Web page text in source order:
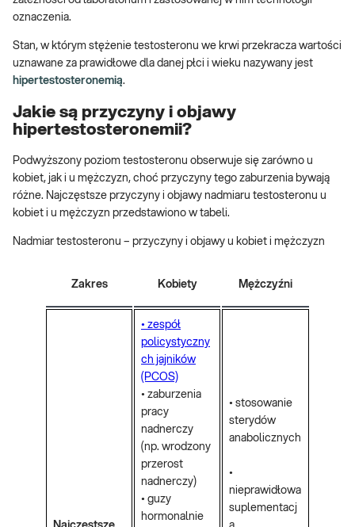
oznaczenia.
Stan, w którym stężenie testosteronu we krwi przekracza wartości
uznawane za prawidłowe dla danej płci i wieku nazywany jest
hipertestosteronemią.
Jakie są przyczyny i objawy
hipertestosteronemii?
Podwyższony poziom testosteronu obserwuje się zarówno u
kobiet, jak i u mężczyzn, choć przyczyny tego zaburzenia bywają
różne. Najczęstsze przyczyny i objawy nadmiaru testosteronu u
kobiet i u mężczyzn przedstawiono w tabeli.
Nadmiar testosteronu – przyczyny i objawy u kobiet i mężczyzn
Zakres Kobiety Mężczyźni
• zespół
policystyczny
ch jajników
(PCOS)
• zaburzenia
pracy
nadnerczy
(np. wrodzony
przerost
nadnerczy)
• guzy
hormonalnie
• stosowanie
sterydów
anabolicznych
•
nieprawidłowa
suplementacj